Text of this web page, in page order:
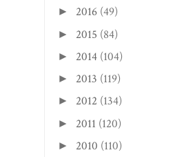
► 2016 (49)
► 2015 (84)
► 2014 (104)
► 2013 (119)
► 2012 (134)
► 2011 (120)
► 2010 (110)